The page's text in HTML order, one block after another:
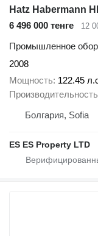
Hatz Habermann
6 496 000 тенге
12
Промышленное
2008
Мощность 122.45
Производительность
Болгария, Sofia
ES ES Property LTD